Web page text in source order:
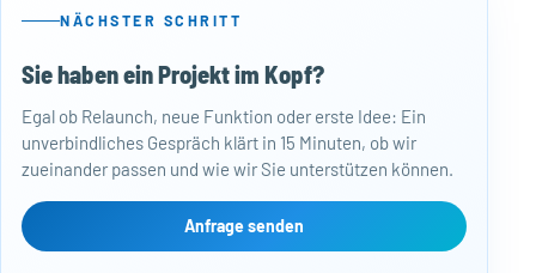
NÄCHSTER SCHRITT
Sie haben ein Projekt im Kopf?
Egal ob Relaunch, neue Funktion oder erste Idee: Ein
unverbindliches Gespräch klärt in 15 Minuten, ob wir
zueinander passen und wie wir Sie unterstützen können.
Anfrage senden